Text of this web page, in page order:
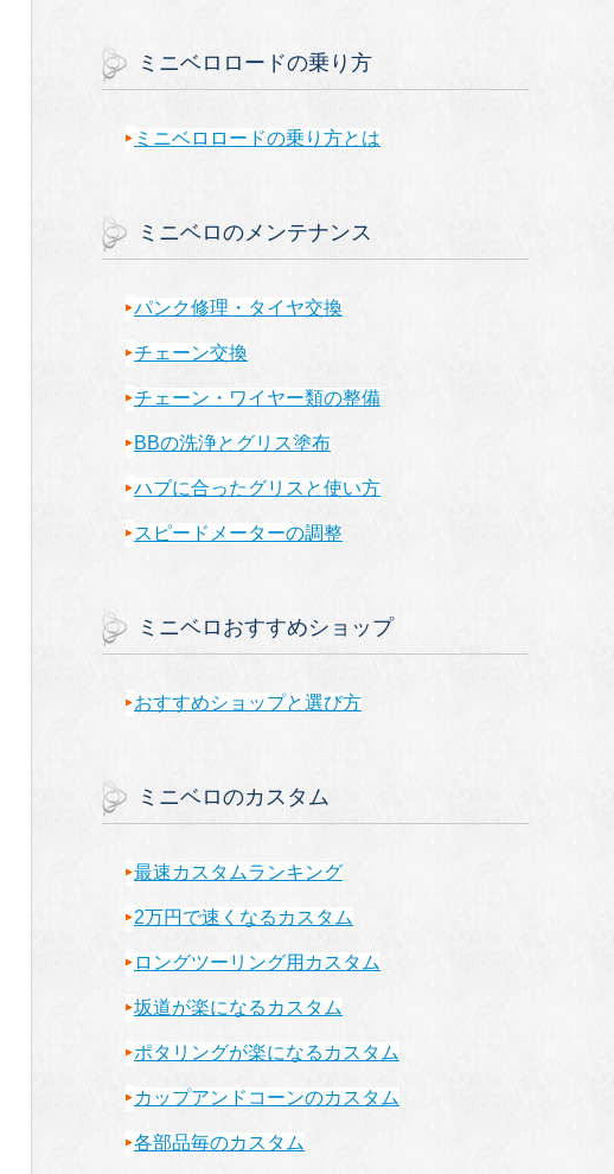
ミニベロロードの乗り方
ミニベロロードの乗り方とは
ミニベロのメンテナンス
パンク修理・タイヤ交換
チェーン交換
チェーン・ワイヤー類の整備
BBの洗浄とグリス塗布
ハブに合ったグリスと使い方
スピードメーターの調整
ミニベロおすすめショップ
おすすめショップと選び方
ミニベロのカスタム
最速カスタムランキング
2万円で速くなるカスタム
ロングツーリング用カスタム
坂道が楽になるカスタム
ポタリングが楽になるカスタム
カップアンドコーンのカスタム
各部品毎のカスタム